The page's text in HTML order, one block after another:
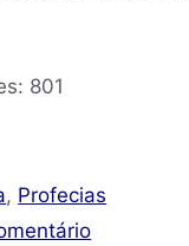
801
, Profecias